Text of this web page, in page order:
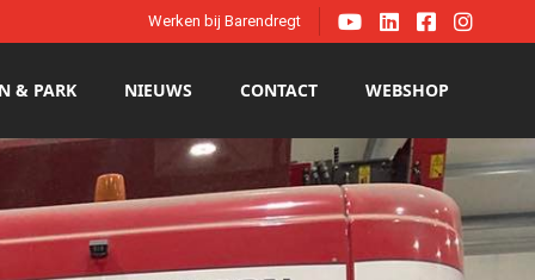
Werken bij Barendregt    
& PARK NIEUWS CONTACT WEBSHOP